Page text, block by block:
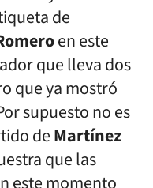
de
en este
que lleva dos
que ya mostró
supuesto no es
deMartínez
que las